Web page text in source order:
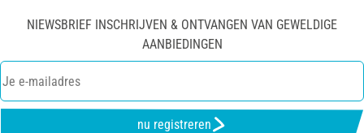
NIEWSBRIEF INSCHRIJVEN & ONTVANGEN VAN GEWELDIGE
AANBIEDINGEN
nu registreren